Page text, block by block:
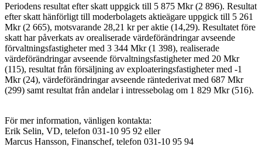
Periodens resultat efter skatt uppgick till 5 875 Mkr (2 896). Resultat
efter skatt hänförligt till moderbolagets aktieägare uppgick till 5 261
Mkr (2 665), motsvarande 28,21 kr per aktie (14,29). Resultatet före
skatt har påverkats av orealiserade värdeförändringar avseende
förvaltningsfastigheter med 3 344 Mkr (1 398), realiserade
värdeförändringar avseende förvaltningsfastigheter med 20 Mkr
(115), resultat från försäljning av exploateringsfastigheter med -1
Mkr (24), värdeförändringar avseende räntederivat med 687 Mkr
(299) samt resultat från andelar i intressebolag om 1 829 Mkr (516).
För mer information, vänligen kontakta:
Erik Selin, VD, telefon 031-10 95 92 eller
Marcus Hansson, Finanschef, telefon 031-10 95 94